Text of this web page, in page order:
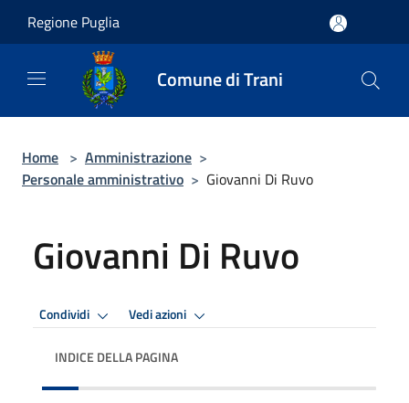
Regione Puglia
Comune di Trani
Home > Amministrazione >
Personale amministrativo > Giovanni Di Ruvo
Giovanni Di Ruvo
Condividi Vedi azioni
INDICE DELLA PAGINA